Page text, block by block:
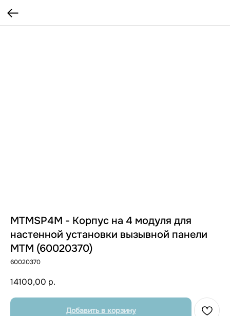
MTMSP4M - Корпус на 4 модуля для
настенной установки вызывной панели
MTM (60020370)
60020370
14100,00 р.
Добавить в корзину